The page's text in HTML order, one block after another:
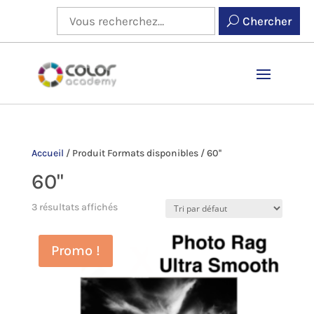
Chercher
Accueil / Produit Formats disponibles/60''
60''
3 résultats affichés
Promo !